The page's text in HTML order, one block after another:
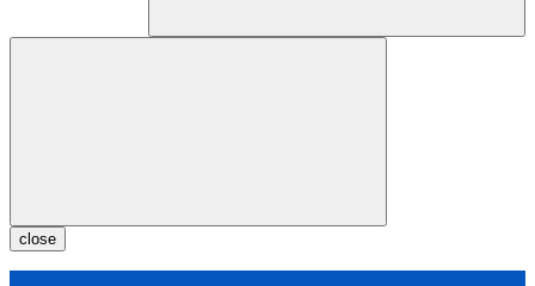
close